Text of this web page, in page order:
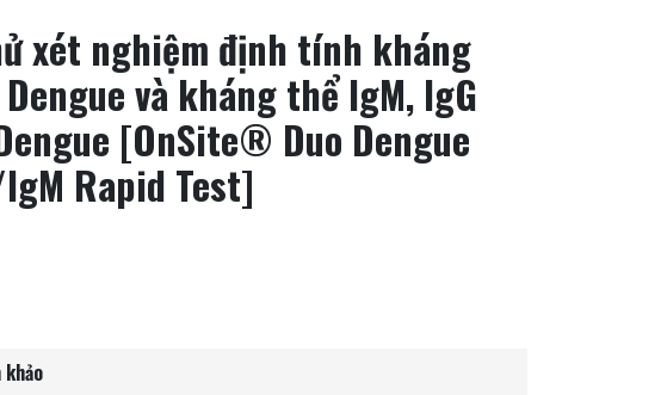
xét nghiệm định tính kháng
và kháng thể IgM, IgG
[OnSite® Duo Dengue
Rapid Test]